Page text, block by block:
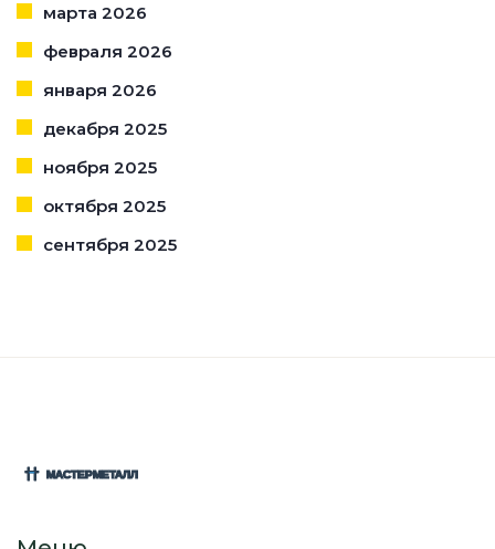
марта 2026
февраля 2026
января 2026
декабря 2025
ноября 2025
октября 2025
сентября 2025